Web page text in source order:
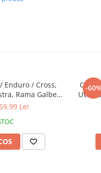
Enduro / Cross,
Rama Galben
Lei
-
UV,